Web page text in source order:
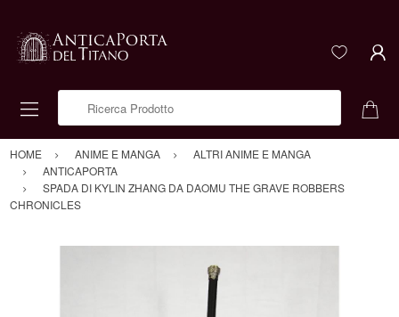
HOME ANIME E MANGA
ALTRI ANIME E MANGA
ANTICAPORTA
SPADA DI KYLIN ZHANG DA DAOMU THE GRAVE ROBBERS
CHRONICLES